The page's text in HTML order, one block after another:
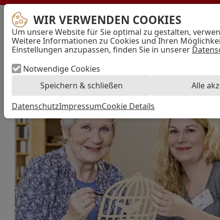
WIR VERWENDEN COOKIES
Um unsere Website für Sie optimal zu gestalten,
Weitere Informationen zu Cookies und Ihren
Einstellungen anzupassen, finden Sie in unserer
Notwendige Cookies
Speichern & schließen
Alle
DatenschutzImpressumCookie Details
AWO
Bremen
–
Arbeiterwohlfahrt
Hansestadt
Bremen